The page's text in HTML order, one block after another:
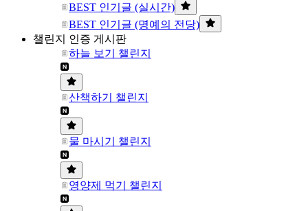
BEST 인기글 (실시간)
BEST 인기글 (명예의 전당)
챌린지 인증 게시판
하늘 보기 챌린지
산책하기 챌린지
물 마시기 챌린지
영양제 먹기 챌린지